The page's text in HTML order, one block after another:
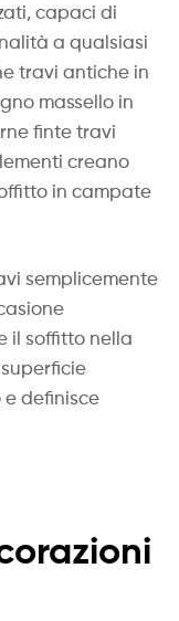
capaci di
a qualsiasi
travi antiche in
massello in
finte travi
creano
in campate
semplicemente
il soffitto nella
definisce